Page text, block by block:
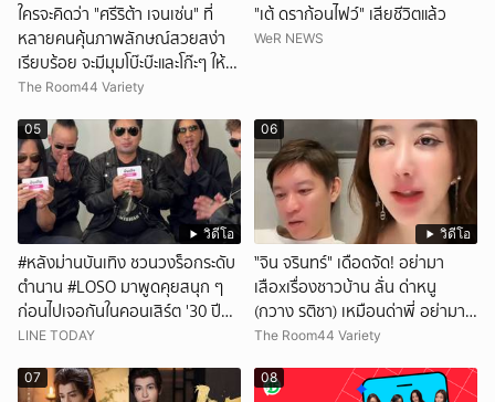
ใครจะคิดว่า "ศรีริต้า เจนเซ่น" ที่
หลายคนคุ้นภาพลักษณ์สวยสง่า
เรียบร้อย จะมีมุมโบ๊ะบ๊ะและโก๊ะๆ ให้ได้
อมยิ้มเหมือนกัน งานนี้ทำเอาแฟนๆ
The Room44 Variety
"เต้ ดราก้อนไฟว์" เสียชีวิตแล้ว
WeR NEWS
วิดีโอ
05
#หลังม่านบันเทิง ชวนวงร็อกระดับ
ตำนาน #LOSO มาพูดคุยสนุก ๆ
ก่อนไปเจอกันในคอนเสิร์ต '30 ปี
LOSO นานเท่าไรก็รอ'
LINE TODAY
วิดีโอ
06
ั่"จิน จรินทร์" เดือดจัด! อย่ามา
เสือxเรื่องชาวบ้าน ลั่น ด่าหนู
(กวาง รติชา) เหมือนด่าพี่ อย่ามา
ยุ่งกับคนของผม จบ!!!
The Room44 Variety
07 08